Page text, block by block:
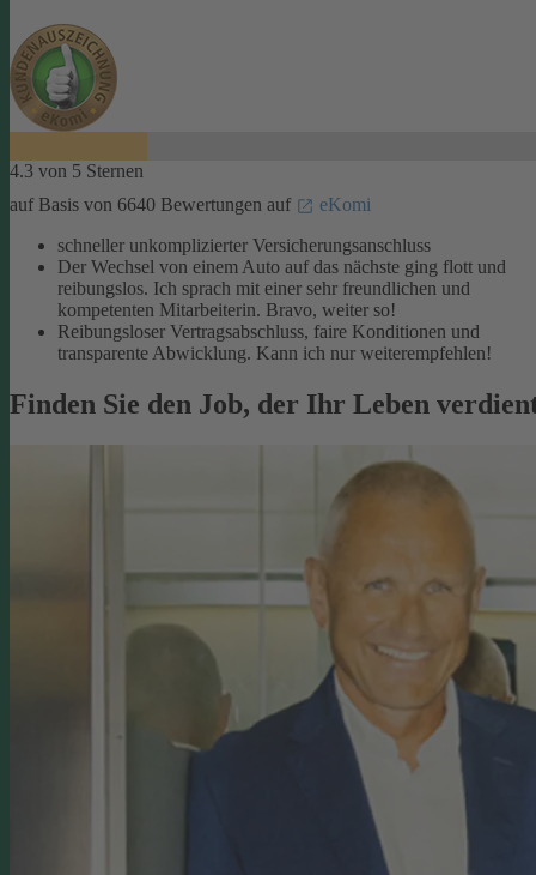
4.3 von 5 Sternen
auf Basis von 6640 Bewertungen auf
eKomi
schneller unkomplizierter Versicherungsanschluss
Der Wechsel von einem Auto auf das nächste ging flott und
reibungslos. Ich sprach mit einer sehr freundlichen und
kompetenten Mitarbeiterin. Bravo, weiter so!
Reibungsloser Vertragsabschluss, faire Konditionen und
transparente Abwicklung. Kann ich nur weiterempfehlen!
Finden Sie den Job, der Ihr Leben